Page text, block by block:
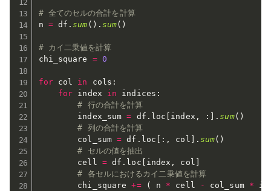
# 全てのセルの合計を計算
n = df .sum ( ) . sum( )
# カイ二乗値を計算
chi_square = 0
for col in cols :
for index in indices :
# 行の合計を計算
        index_sum
= df . loc index , : .sum( )
# 列の合計を計算
        col_sum
= df . loc : , col . sum( )
# セルの値を抽出
        cell
= df . loc index , col
# 各セルにおけるカイ二乗値を計算
        chi_square
+= ( n * cell - col_sum *